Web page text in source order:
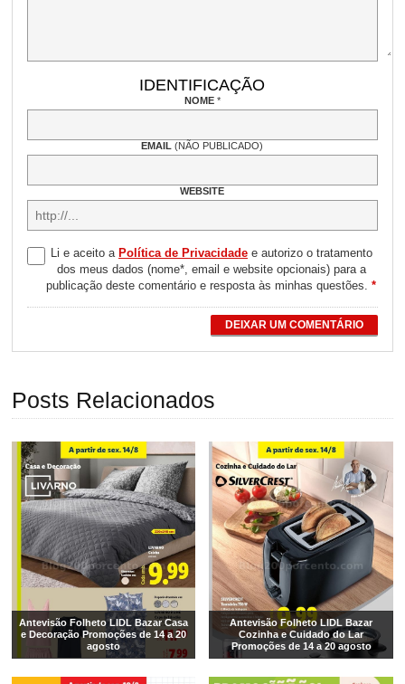
IDENTIFICAÇÃO
NOME *
EMAIL(NÃO PUBLICADO)
WEBSITE
Li e aceito a Política de Privacidadee autorizo o tratamento
dos meus dados (nome*, email e website opcionais) para a
publicação deste comentário e resposta às minhas questões.*
DEIXAR UM COMENTÁRIO
Posts Relacionados
Antevisão Folheto LIDL Bazar Casa
e Decoração Promoções de 14 a 20
agosto
Antevisão Folheto LIDL Bazar
Cozinha e Cuidado do Lar
Promoções de 14 a 20 agosto